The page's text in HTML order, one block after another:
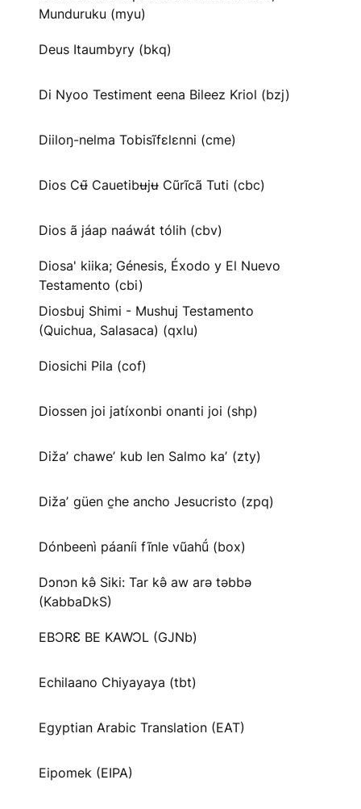
Munduruku (myu)
Deus Itaumbyry (bkq)
Di Nyoo Testiment eena Bileez Kriol (bzj)
Diiloŋ-nelma Tobisĩfɛlɛnni (cme)
Dios Cʉ̃ Cauetibʉjʉ Cũrĩcã Tuti (cbc)
Dios ã jáap naáwát tólih (cbv)
Diosa' kiika; Génesis, Éxodo y El Nuevo
Testamento (cbi)
Diosbuj Shimi - Mushuj Testamento
(Quichua, Salasaca) (qxlu)
Diosichi Pila (cof)
Diossen joi jatíxonbi onanti joi (shp)
Dižaʼ chaweʼ kub len Salmo kaʼ (zty)
Dižaʼ güen c̱he ancho Jesucristo (zpq)
Dónbeenì páaníi fĩnle vũahṹ (box)
Dɔnɔn kə̂ Siki: Tar kə̂ aw arə təbbə
(KabbaDkS)
EBƆRƐ BE KAWƆL (GJNb)
Echilaano Chiyayaya (tbt)
Egyptian Arabic Translation (EAT)
Eipomek (EIPA)